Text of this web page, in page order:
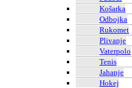
Košarka
Odbojka
Rukomet
Plivanje
Vaterpolo
Tenis
Jahanje
Hokej